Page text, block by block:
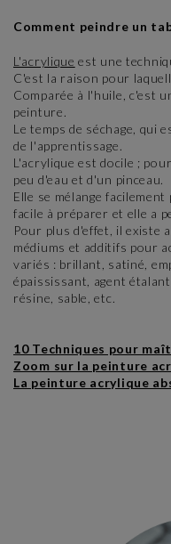
Comment peindre un
L'acrylique est une
C'est la raison pour
Comparée à l'huile, c'est
peinture.
Le temps de séchage, qui
de l'apprentissage.
L'acrylique est docile ;
peu d'eau et d'un pinceau.
Elle se mélange
facile à préparer et elle a
Pour plus d'effet, il existe
médiums et additifs pour
variés : brillant, satiné,
épaississant, agent
résine, sable, etc.
10 Techniques pour
Zoom sur la peinture
La peinture acrylique